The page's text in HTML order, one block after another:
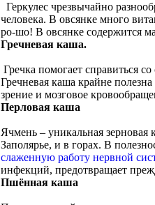
Геркулес чрезвычайно
человека. В овсянке много
ро-шо! В овсянке содержится
Гречневая каша.
Гречка помогает справиться
Гречневая каша крайне
зрение и мозговое
Перловая каша
Ячмень – уникальная зерновая
Заполярье, и в горах. В
слаженную работу нервной
инфекций, предотвращает
Пшённая каша